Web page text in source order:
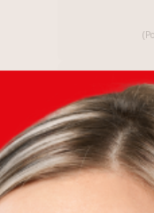
Travaux